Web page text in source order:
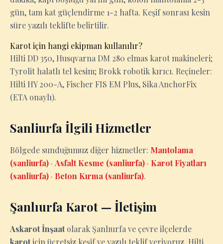
gün, tam kat güçlendirme 1-2 hafta. Keşif sonrası kesin
süre yazılı teklifte belirtilir.
Karot için hangi ekipman kullanılır?
Hilti DD 350, Husqvarna DM 280 elmas karot makineleri;
Tyrolit halatlı tel kesim; Brokk robotik kırıcı. Reçineler:
Hilti HY 200-A, Fischer FIS EM Plus, Sika AnchorFix
(ETA onaylı).
Sanliurfa İlgili Hizmetler
Bölgede sunduğumuz diğer hizmetler: Mantolama
(sanliurfa) · Asfalt Kesme (sanliurfa) · Karot Fiyatları
(sanliurfa) · Beton Kırma (sanliurfa).
Şanlıurfa Karot — İletişim
Askarot İnşaatolarak Şanlıurfa ve çevre ilçelerde
karotiçin ücretsiz keşif ve yazılı teklif veriyoruz. Hilti,